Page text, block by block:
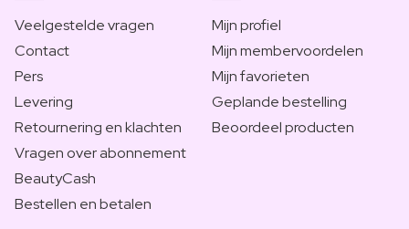
Veelgestelde vragen
Contact
Pers
Levering
Retournering en klachten
Vragen over abonnement
BeautyCash
Bestellen en betalen
Mijn profiel
Mijn membervoordelen
Mijn favorieten
Geplande bestelling
Beoordeel producten